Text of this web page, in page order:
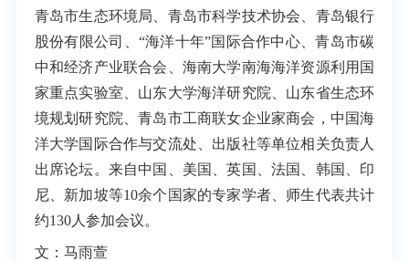
青岛市生态环境局、青岛市科学技术协会、青岛银行
股份有限公司、“海洋十年”国际合作中心、青岛市碳
中和经济产业联合会、海南大学南海海洋资源利用国
家重点实验室、山东大学海洋研究院、山东省生态环
境规划研究院、青岛市工商联女企业家商会，中国海
洋大学国际合作与交流处、出版社等单位相关负责人
出席论坛。来自中国、美国、英国、法国、韩国、印
尼、新加坡等10余个国家的专家学者、师生代表共计
约130人参加会议。
文：马雨萱